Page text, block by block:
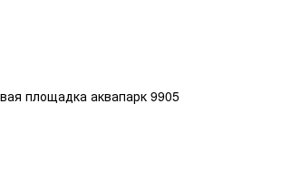
площадка аквапарк 9905